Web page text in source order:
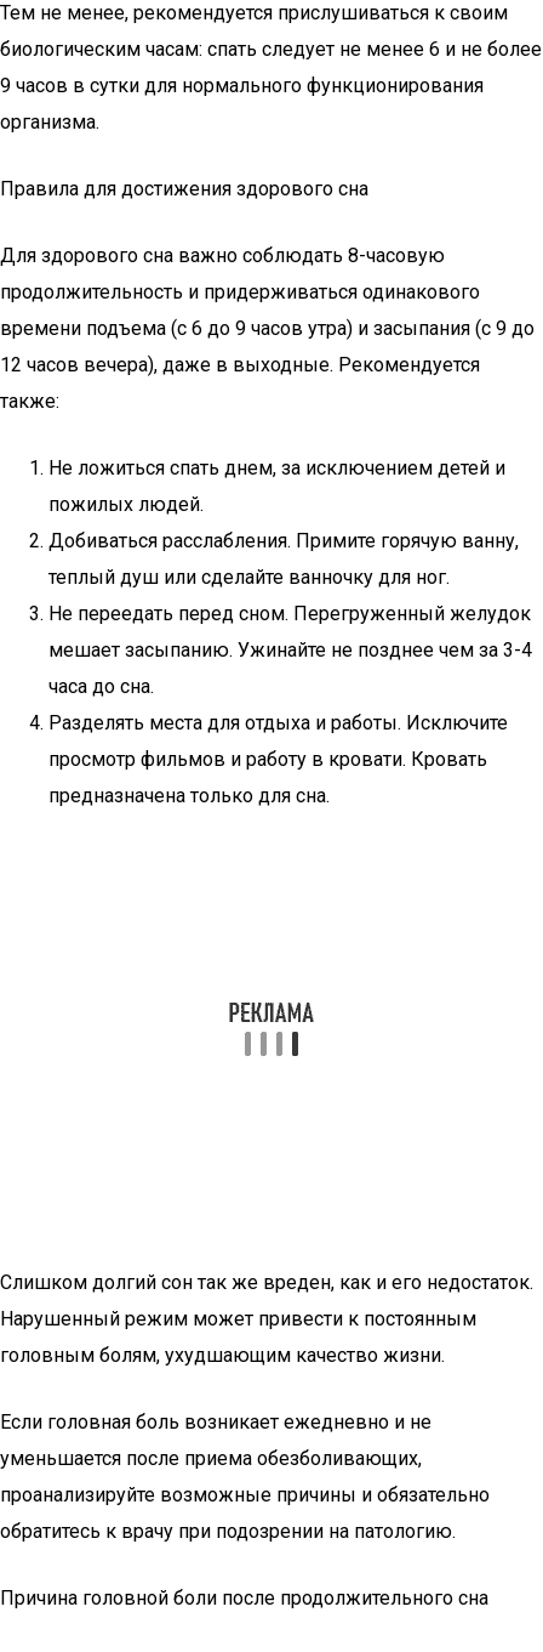
Тем не менее, рекомендуется прислушиваться к своим
биологическим часам: спать следует не менее 6 и не более
9 часов в сутки для нормального функционирования
организма.
Правила для достижения здорового сна
Для здорового сна важно соблюдать 8-часовую
продолжительность и придерживаться одинакового
времени подъема (с 6 до 9 часов утра) и засыпания (с 9 до
12 часов вечера), даже в выходные. Рекомендуется
также:
Не ложиться спать днем, за исключением детей и
пожилых людей.
Добиваться расслабления. Примите горячую ванну,
теплый душ или сделайте ванночку для ног.
Не переедать перед сном. Перегруженный желудок
мешает засыпанию. Ужинайте не позднее чем за 3-4
часа до сна.
Разделять места для отдыха и работы. Исключите
просмотр фильмов и работу в кровати. Кровать
предназначена только для сна.
Слишком долгий сон так же вреден, как и его недостаток.
Нарушенный режим может привести к постоянным
головным болям, ухудшающим качество жизни.
Если головная боль возникает ежедневно и не
уменьшается после приема обезболивающих,
проанализируйте возможные причины и обязательно
обратитесь к врачу при подозрении на патологию.
Причина головной боли после продолжительного сна